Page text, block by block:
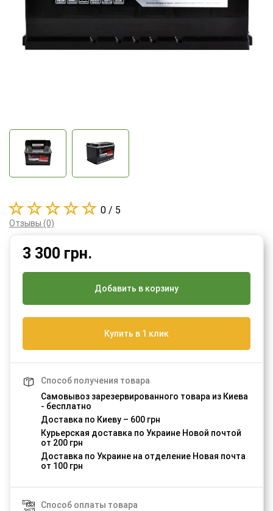
3 300 грн.
Добавить в корзину
Купить в 1 клик
Способ получения товара
Самовывоз зарезервированного товара из Киева
- бесплатно
Доставка по Киеву – 600 грн
Курьерская доставка по Украине Новой почтой
от 200 грн
Доставка по Украине на отделение Новая почта
от 100 грн
Способ оплаты товара
0 / 5
Отзывы (0)